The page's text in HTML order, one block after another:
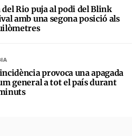
del Rio puja al podi del Blink
amb una segona posició als
provoca una apagada
general a tot el país durant